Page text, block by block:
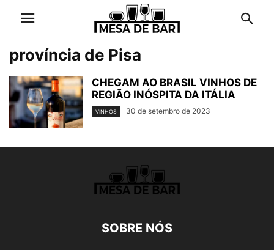
província de Pisa
CHEGAM AO BRASIL VINHOS DE
REGIÃO INÓSPITA DA ITÁLIA
VINHOS 30 de setembro de 2023
SOBRE NÓS